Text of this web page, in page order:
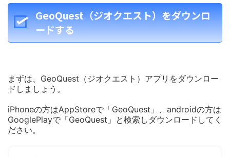
GeoQuest（ジオクエスト）をダウンロ
ードする
まずは、GeoQuest（ジオクエスト）アプリをダウンロー
ドしましょう。
iPhoneの方はAppStoreで「GeoQuest」、androidの方は
GooglePlayで「GeoQuest」と検索しダウンロードしてく
ださい。